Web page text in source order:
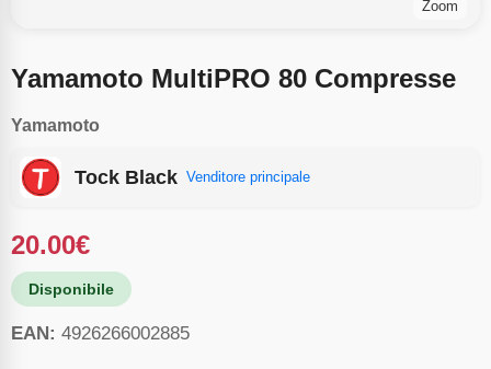
Zoom
Yamamoto MultiPRO 80 Compresse
Yamamoto
Tock Black Venditore principale
20.00€
Disponibile
EAN: 4926266002885